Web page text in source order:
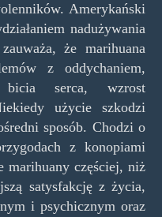
Amerykański
nadużywania
że marihuana
z oddychaniem,
bicia serca, wzrost
użycie szkodzi
sposób. Chodzi o
z konopiami
marihuany częściej, niż
satysfakcję z życia,
i psychicznym oraz